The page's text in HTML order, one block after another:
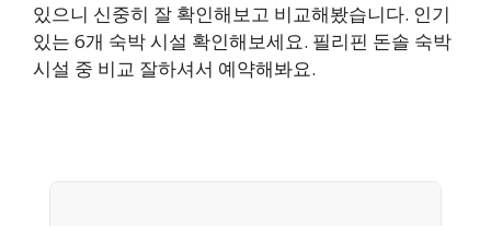
있으니 신중히 잘 확인해보고 비교해봤습니다. 인기
있는 6개 숙박 시설 확인해보세요. 필리핀 돈솔 숙박
시설 중 비교 잘하셔서 예약해봐요.